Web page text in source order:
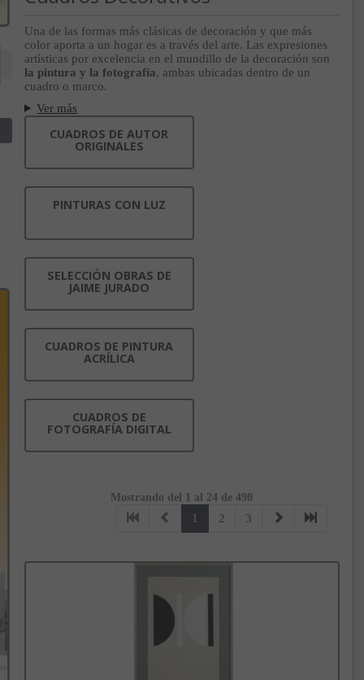
Una de las formas más clásicas de decoración y que más
color aporta a un hogar es a través del arte. Las expresiones
artísticas por excelencia en el mundillo de la decoración son
la pintura y la fotografía, ambas ubicadas dentro de un
cuadro o marco.
Ver más
CUADROS DE AUTOR
ORIGINALES
PINTURAS CON LUZ
SELECCIÓN OBRAS DE
JAIME JURADO
CUADROS DE PINTURA
ACRÍLICA
CUADROS DE
FOTOGRAFÍA DIGITAL
Mostrando del 1 al 24 de 490
1 2 3